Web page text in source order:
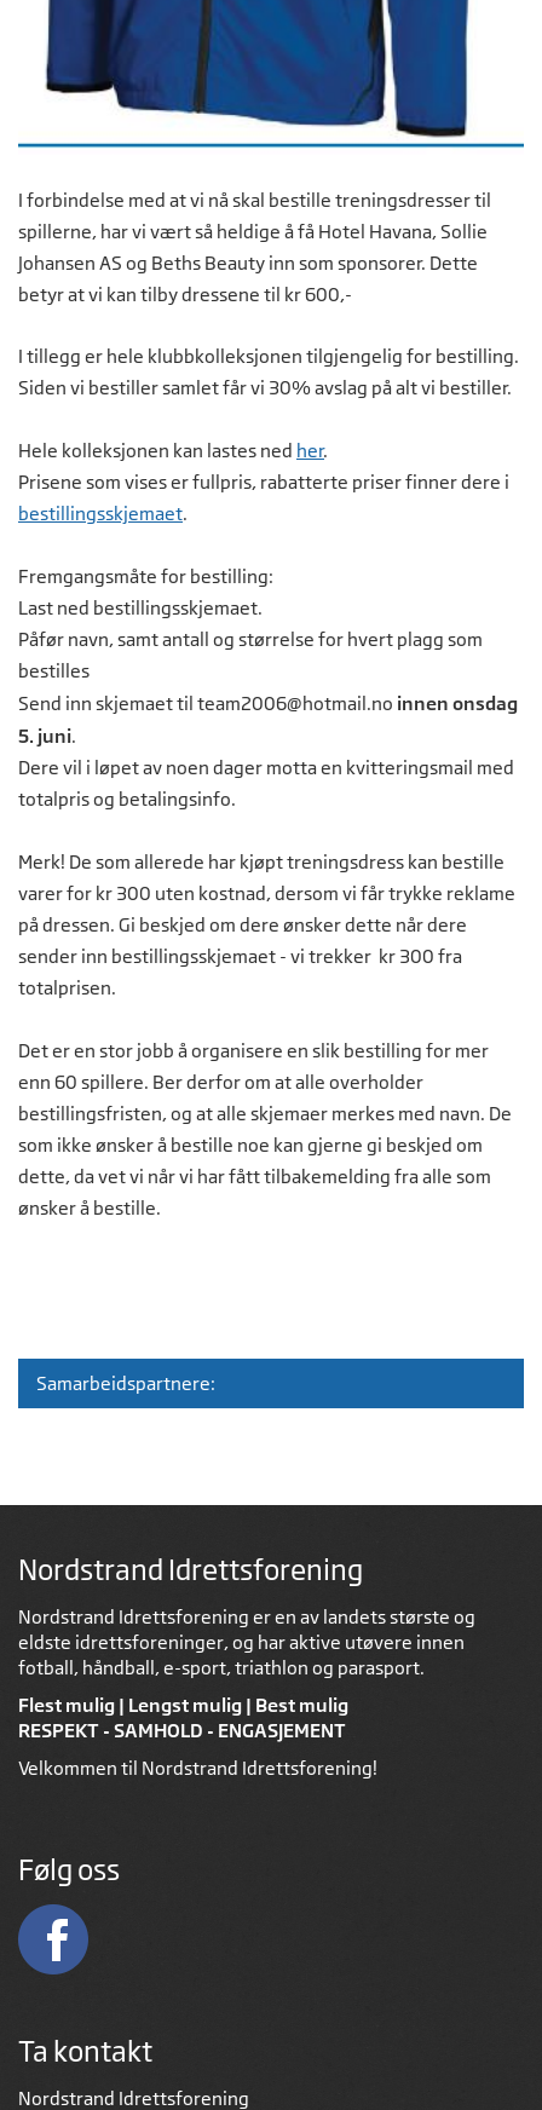
I forbindelse med at vi nå skal bestille treningsdresser til
spillerne, har vi vært så heldige å få Hotel Havana, Sollie
Johansen AS og Beths Beauty inn som sponsorer. Dette
betyr at vi kan tilby dressene til kr 600,-
I tillegg er hele klubbkolleksjonen tilgjengelig for bestilling.
Siden vi bestiller samlet får vi 30% avslag på alt vi bestiller.
Hele kolleksjonen kan lastes ned her.
Prisene som vises er fullpris, rabatterte priser finner dere i
bestillingsskjemaet.
Fremgangsmåte for bestilling:
Last ned bestillingsskjemaet.
Påfør navn, samt antall og størrelse for hvert plagg som
bestilles
Send inn skjemaet til team2006@hotmail.no innen onsdag
5. juni.
Dere vil i løpet av noen dager motta en kvitteringsmail med
totalpris og betalingsinfo.
Merk! De som allerede har kjøpt treningsdress kan bestille
varer for kr 300 uten kostnad, dersom vi får trykke reklame
på dressen. Gi beskjed om dere ønsker dette når dere
sender inn bestillingsskjemaet - vi trekker kr 300 fra
totalprisen.
Det er en stor jobb å organisere en slik bestilling for mer
enn 60 spillere. Ber derfor om at alle overholder
bestillingsfristen, og at alle skjemaer merkes med navn. De
som ikke ønsker å bestille noe kan gjerne gi beskjed om
dette, da vet vi når vi har fått tilbakemelding fra alle som
ønsker å bestille.
Samarbeidspartnere:
Nordstrand Idrettsforening
Nordstrand Idrettsforening er en av landets største og
eldste idrettsforeninger, og har aktive utøvere innen
fotball, håndball, e-sport, triathlon og parasport.
Flest mulig | Lengst mulig | Best mulig
RESPEKT - SAMHOLD - ENGASJEMENT
Velkommen til Nordstrand Idrettsforening!
Følg oss
Ta kontakt
Nordstrand Idrettsforening